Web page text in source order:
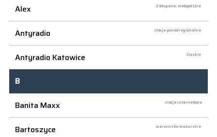
Alex Zakopane, małopolskie
Antyradio stacja ponadregionalna
Antyradio Katowice śląskie
B
Banita Maxx
stacja internetowa
Bartoszyce warmińsko-mazurskie